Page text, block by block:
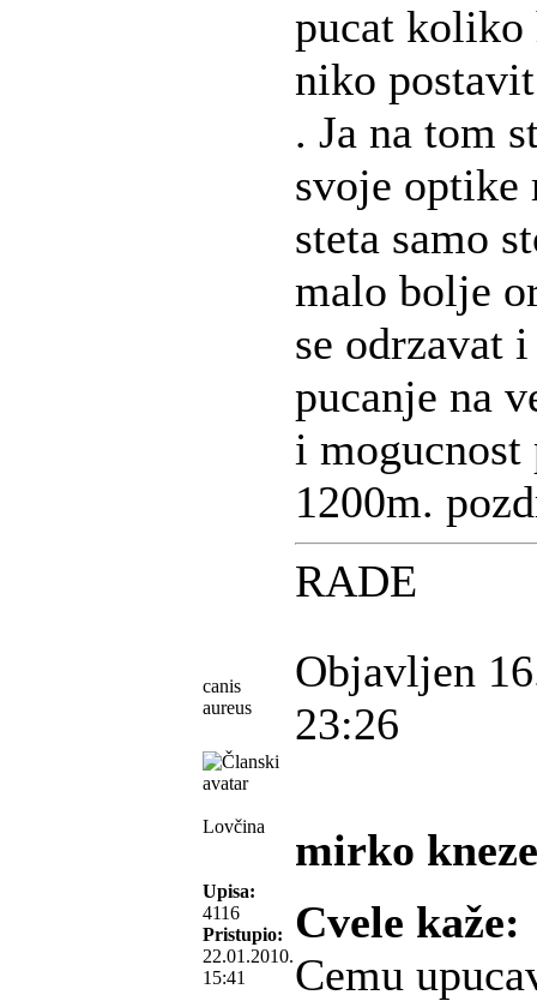
pucat koliko
niko
. Ja na tom
svoje optike
steta samo
malo bolje
se odrzavat
pucanje na
i mogucnost
1200m.
RADE
canis
aureus
Objavljen
23:26
Lovčina
Upisa:
4116
Pristupio:
22.01.2010.
15:41
mirko
Cvele kaže:
Cemu